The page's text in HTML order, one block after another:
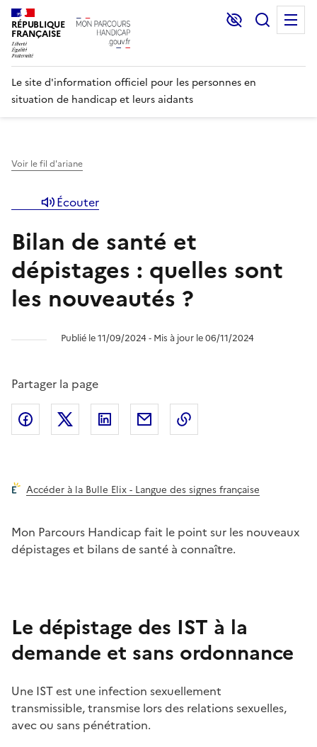
RÉPUBLIQUE
FRANÇAISE
Lecture et
Le site d'information officiel pour les personnes en
situation de handicap et leurs aidants
Voir le fil d'ariane
Écouter
Bilan de santé et
dépistages : quelles sont
les nouveautés ?
Publié le 11/09/2024 ‐ Mis à jour le 06/11/2024
Partager la page
Partager l'article surFacebook
Partager l'article sur X (anciennement
Partager l'article sur
Partager l'article par courriel
Accéder à la Bulle Elix - Langue des signes française
Mon Parcours Handicap fait le point sur les nouveaux
dépistages et bilans de santé à connaître.
Le dépistage des IST à la
demande et sans ordonnance
Une IST est une infection sexuellement
transmissible, transmise lors des relations sexuelles,
avec ou sans pénétration.